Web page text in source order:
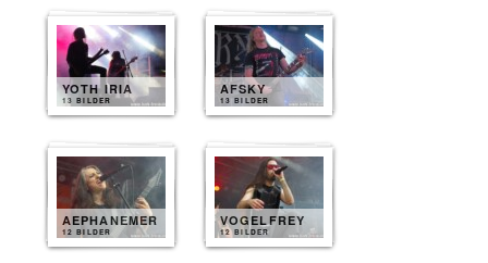
YOTH IRIA
13 BILDER
AFSKY
13 BILDER
AEPHANEMER
12 BILDER
VOGELFREY
12 BILDER